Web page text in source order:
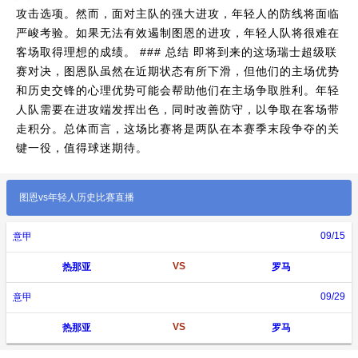
攻击选项。然而，面对主队的强大进攻，年轻人的防线将面临
严峻考验。如果无法有效遏制图恩的进攻，年轻人队将很难在
客场取得理想的成绩。 ### 总结 即将到来的这场瑞士超级联
赛对决，图恩队虽然在近期状态有所下滑，但他们的主场优势
和历史交锋的心理优势可能会帮助他们在主场争取胜利。年轻
人队需要在进攻端发挥出色，同时改善防守，以争取在客场带
走积分。总体而言，这场比赛将是两队在本赛季末段争夺的关
键一役，值得球迷期待。
图恩vs年轻人历史比赛直播
意甲 09/15
热那亚 VS 罗马
意甲 09/29
热那亚 VS 罗马